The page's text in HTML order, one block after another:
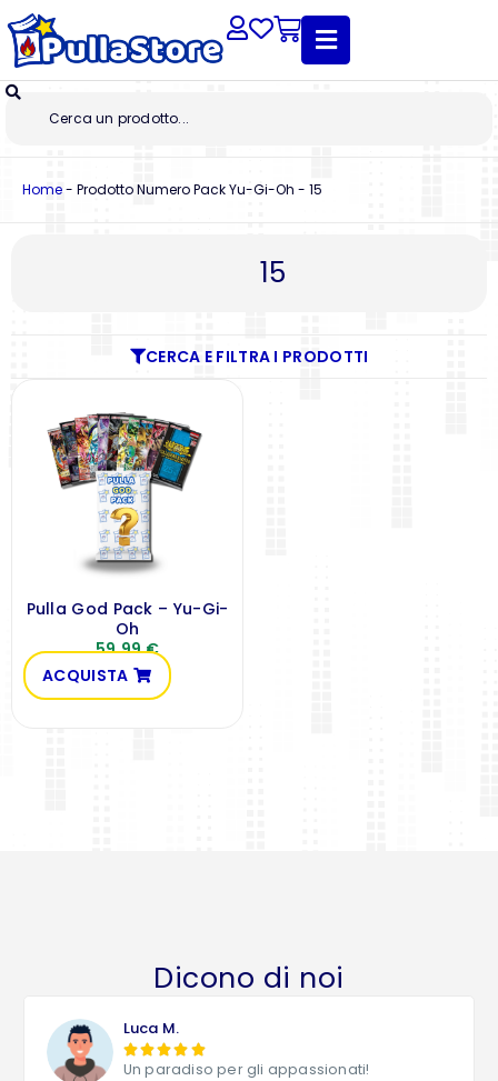
Home- Prodotto Numero Pack Yu-Gi-Oh - 15
15
CERCA E FILTRA I PRODOTTI
Pulla God Pack – Yu-Gi-
Oh
59,99€
ACQUISTA
Dicono di noi
Luca M.
 
Un paradiso per gli appassionati!